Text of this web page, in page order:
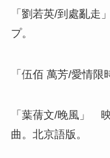
「劉若英/到處亂
プ。
「伍佰 萬芳/愛情
「葉蒨文/晚風」
曲。北京語版。